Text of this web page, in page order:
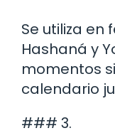
Se utiliza en
Hashaná y
momentos
calendario
### 3.